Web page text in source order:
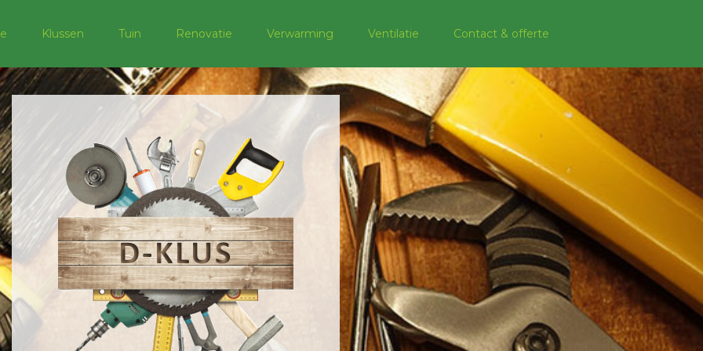
Klussen Tuin Renovatie Verwarming Ventilatie Contact & offerte